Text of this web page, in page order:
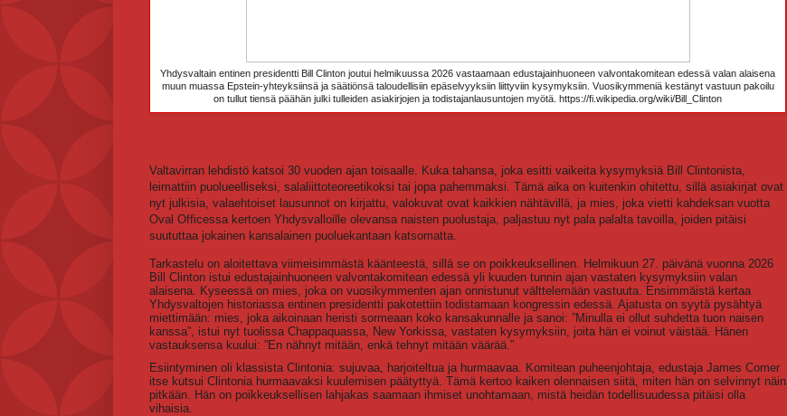
Yhdysvaltain entinen presidentti Bill Clinton joutui helmikuussa 2026 vastaamaan edustajainhuoneen valvontakomitean edessä valan alaisena
muun muassa Epstein-yhteyksiinsä ja säätiönsä taloudellisiin epäselvyyksiin liittyviin kysymyksiin. Vuosikymmeniä kestänyt vastuun pakoilu
on tullut tiensä päähän julki tulleiden asiakirjojen ja todistajanlausuntojen myötä. https://fi.wikipedia.org/wiki/Bill_Clinton
Valtavirran lehdistö katsoi 30 vuoden ajan toisaalle. Kuka tahansa, joka esitti vaikeita kysymyksiä Bill Clintonista,
leimattiin puolueelliseksi, salaliittoteoreetikoksi tai jopa pahemmaksi. Tämä aika on kuitenkin ohitettu, sillä asiakirjat ovat
nyt julkisia, valaehtoiset lausunnot on kirjattu, valokuvat ovat kaikkien nähtävillä, ja mies, joka vietti kahdeksan vuotta
Oval Officessa kertoen Yhdysvalloille olevansa naisten puolustaja, paljastuu nyt pala palalta tavoilla, joiden pitäisi
suututtaa jokainen kansalainen puoluekantaan katsomatta.
Tarkastelu on aloitettava viimeisimmästä käänteestä, sillä se on poikkeuksellinen. Helmikuun 27. päivänä vuonna 2026
Bill Clinton istui edustajainhuoneen valvontakomitean edessä yli kuuden tunnin ajan vastaten kysymyksiin valan
alaisena. Kyseessä on mies, joka on vuosikymmenten ajan onnistunut välttelemään vastuuta. Ensimmäistä kertaa
Yhdysvaltojen historiassa entinen presidentti pakotettiin todistamaan kongressin edessä. Ajatusta on syytä pysähtyä
miettimään: mies, joka aikoinaan heristi sormeaan koko kansakunnalle ja sanoi: ”Minulla ei ollut suhdetta tuon naisen
kanssa”, istui nyt tuolissa Chappaquassa, New Yorkissa, vastaten kysymyksiin, joita hän ei voinut väistää. Hänen
vastauksensa kuului: ”En nähnyt mitään, enkä tehnyt mitään väärää.”
Esiintyminen oli klassista Clintonia: sujuvaa, harjoiteltua ja hurmaavaa. Komitean puheenjohtaja, edustaja James Comer
itse kutsui Clintonia hurmaavaksi kuulemisen päätyttyä. Tämä kertoo kaiken olennaisen siitä, miten hän on selvinnyt näin
pitkään. Hän on poikkeuksellisen lahjakas saamaan ihmiset unohtamaan, mistä heidän todellisuudessa pitäisi olla
vihaisia.